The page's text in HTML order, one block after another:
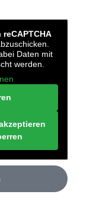
reCAPTCHA
Daten mit
werden.